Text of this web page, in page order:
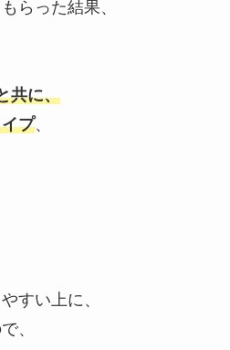
らった結果、
共に、
プ、
すい上に、
、